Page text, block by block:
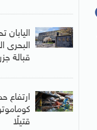
البحرى
قبالة
ارتفاع
قتيلًا